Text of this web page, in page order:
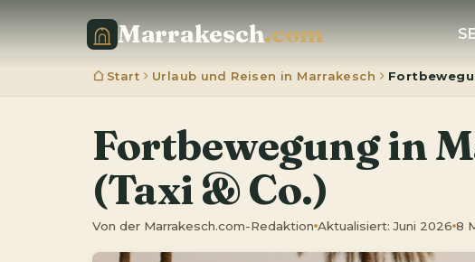
Marrakesch.com
Start Urlaub und Reisen in Marrakesch
Fortbewegung in
(Taxi & Co.)
Von der Marrakesch.com-Redaktion Aktualisiert: Juni 2026 8